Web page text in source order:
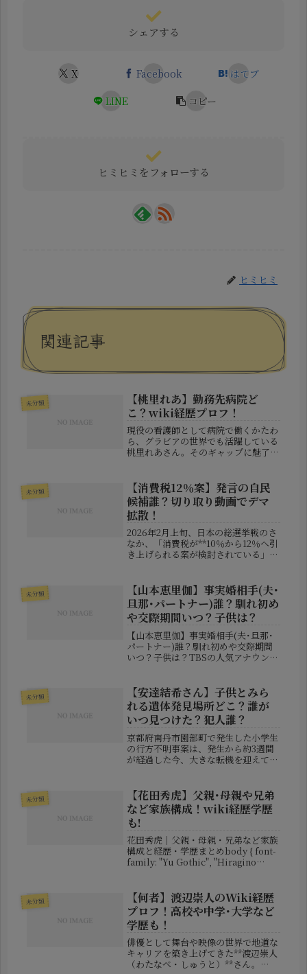
シェアする
X Facebook
はてブ
LINE
コピー
ヒミヒミをフォローする
ヒミヒミ
関連記事
未分類
【桃里れあ】勤務先病院ど
こ？wiki経歴プロフ！
現役の看護師として病院で働くかたわ
ら、グラビアの世界でも活躍している
桃里れあさん。そのギャップに魅了さ
ールや活動歴、気になる勤務先病院の
情報について、わかりやすくご紹介し
て...
未分類
【消費税12％案】発言の自民
候補誰？切り取り動画でデマ
拡散！
2026年2月上旬、日本の総選挙戦のさ
なか、「消費税が**10％から12％へ引
き上げられる案が検討されている」と
なく受け止められ、不安や批判が急
増。発端には、ある自民党公...
未分類
【山本恵里伽】事実婚相手(夫･
旦那･パートナー)誰？馴れ初め
や交際期間いつ？子供は？
【山本恵里伽】事実婚相手(夫･旦那･
パートナー)誰？馴れ初めや交際期間
いつ？子供は？TBSの人気アナウンサ
し、大きな話題となっています。報道
番組でも活躍する山本アナの突然の...
未分類
【安達結希さん】子供とみら
れる遺体発見場所どこ？誰が
いつ見つけた？犯人誰？
京都府南丹市園部町で発生した小学生
の行方不明事案は、発生から約3週間
が経過した今、大きな転機を迎えてい
れる子どもの遺体が、4月13日、同市
内の山林で発見されました。本稿...
未分類
【花田秀虎】父親･母親や兄弟
など家族構成！wiki経歴学歴
も!
花田秀虎｜父親・母親・兄弟など家族
構成と経歴・学歴まとめbody { font-
family: "Yu Gothic", "Hiragino
未分類
【何者】渡辺崇人のWiki経歴
プロフ！高校や中学･大学など
学歴も！
俳優として舞台や映像の世界で地道な
キャリアを築き上げてきた**渡辺崇人
（わたなべ・しゅうと）**さん。